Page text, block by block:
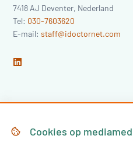
7418 AJ Deventer, Nederland
Tel: 030-7603620
E-mail:staff@idoctornet.com
HomeCookies op mediamed